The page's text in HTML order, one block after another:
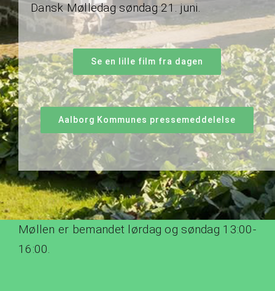
Dansk Mølledag søndag 21. juni.
Se en lille film fra dagen
Aalborg Kommunes pressemeddelelse
Møllen er bemandet lørdag og søndag 13:00-
16:00.